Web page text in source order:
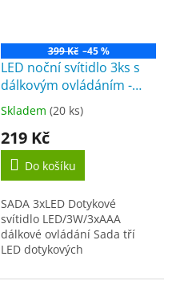
399 Kč –45 %
LED noční svítidlo 3ks s
dálkovým ovládáním -
Baterie Centrum BN0003
Průměrné
produktu
5,0
5
hvězdiček.
Skladem (20 ks)
219 Kč
Do košíku
SADA 3xLED Dotykové
svítidlo LED/3W/3xAAA
dálkové ovládání Sada tří
LED dotykových
přímo na svítidlo nebo